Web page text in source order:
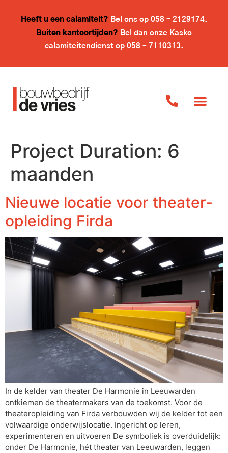
Heeft u een calamiteit? Bel ons op 058 – 2129174.
Buiten kantoortijden? Bel dan onze Kasko
calamiteitendienst op 058 – 7110313.
Project Duration: 6
maanden
Nieuwe locatie voor theater-
opleiding Firda
In de kelder van theater De Harmonie in Leeuwarden
ontkiemen de theatermakers van de toekomst. Voor de
theateropleiding van Firda verbouwden wij de kelder tot een
volwaardige onderwijslocatie. Ingericht op leren,
experimenteren en uitvoeren De symboliek is overduidelijk:
onder De Harmonie, hét theater van Leeuwarden, leggen